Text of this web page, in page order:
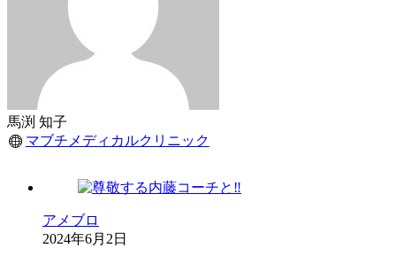
馬渕 知子
マブチメディカルクリニック
アメブロ
2024年6月2日